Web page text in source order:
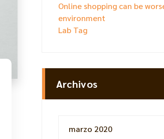
Online shopping can be
environment
Lab Tag
Archivos
marzo 2020